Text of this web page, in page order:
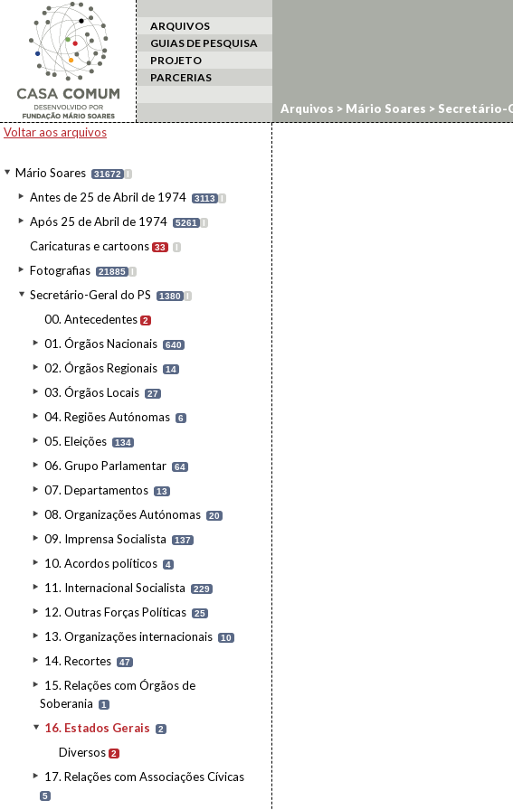
ARQUIVOS
GUIAS DE PESQUISA
PROJETO
PARCERIAS
Voltar aos arquivos
Mário Soares 31672 I
Antes de 25 de Abril de 1974 3113 I
Após 25 de Abril de 1974 5261 I
Caricaturas e cartoons 33 I
Fotografias 21885 I
Secretário-Geral do PS 1380 I
00. Antecedentes 2
01. Órgãos Nacionais 640
02. Órgãos Regionais 14
03. Órgãos Locais 27
04. Regiões Autónomas 6
05. Eleições 134
06. Grupo Parlamentar 64
07. Departamentos 13
08. Organizações Autónomas 20
09. Imprensa Socialista 137
10. Acordos políticos 4
11. Internacional Socialista 229
12. Outras Forças Políticas 25
13. Organizações internacionais 10
14. Recortes 47
15. Relações com Órgãos de
Soberania
1
16. Estados Gerais 2
Diversos 2
17. Relações com Associações Cívicas
5
Arquivos > Mário Soares > Secretário-